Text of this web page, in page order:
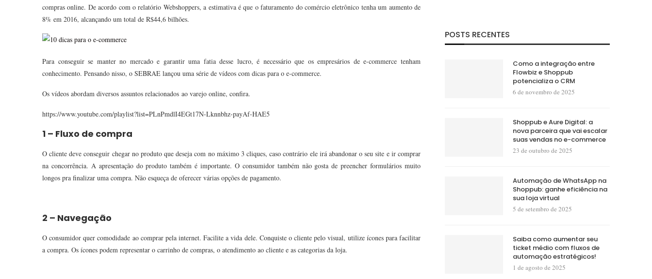
compras online. De acordo com o relatório Webshoppers, a estimativa é que o faturamento do comércio eletrônico tenha um aumento de
8% em 2016, alcançando um total de R$44,6 bilhões.
Para conseguir se manter no mercado e garantir uma fatia desse lucro, é necessário que os empresários de e-commerce tenham
conhecimento. Pensando nisso, o SEBRAE lançou uma série de vídeos com dicas para o e-commerce.
Os vídeos abordam diversos assuntos relacionados ao varejo online, confira.
https://www.youtube.com/playlist?list=PLnPmdlI4EGt17N-Lknnbhz-payAf-HAE5
1 – Fluxo de compra
O cliente deve conseguir chegar no produto que deseja com no máximo 3 cliques, caso contrário ele irá abandonar o seu site e ir comprar
na concorrência. A apresentação do produto também é importante. O consumidor também não gosta de preencher formulários muito
longos pra finalizar uma compra. Não esqueça de oferecer várias opções de pagamento.
2 – Navegação
O consumidor quer comodidade ao comprar pela internet. Facilite a vida dele. Conquiste o cliente pelo visual, utilize ícones para facilitar
a compra. Os ícones podem representar o carrinho de compras, o atendimento ao cliente e as categorias da loja.
POSTS RECENTES
Como a integração entre
Flowbiz e Shoppub
potencializa o CRM
6 de novembro de 2025
Shoppub e Aure Digital: a
nova parceira que vai escalar
suas vendas no e-commerce
23 de outubro de 2025
Automação de WhatsApp na
Shoppub: ganhe eficiência na
sua loja virtual
5 de setembro de 2025
Saiba como aumentar seu
ticket médio com fluxos de
automação estratégicos!
1 de agosto de 2025